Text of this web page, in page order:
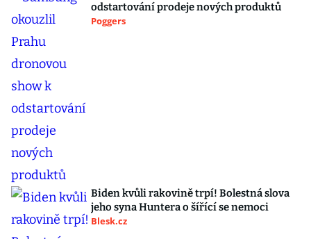
odstartování prodeje nových produktů
Poggers
Biden kvůli rakovině trpí! Bolestná slova
jeho syna Huntera o šířící se nemoci
Blesk.cz